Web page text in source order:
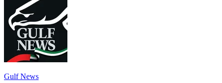
Gulf News